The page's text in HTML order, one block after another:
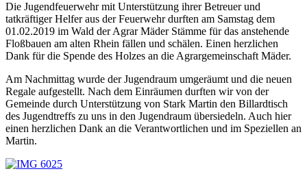
Die Jugendfeuerwehr mit Unterstützung ihrer Betreuer und
tatkräftiger Helfer aus der Feuerwehr durften am Samstag dem
01.02.2019 im Wald der Agrar Mäder Stämme für das anstehende
Floßbauen am alten Rhein fällen und schälen. Einen herzlichen
Dank für die Spende des Holzes an die Agrargemeinschaft Mäder.
Am Nachmittag wurde der Jugendraum umgeräumt und die neuen
Regale aufgestellt. Nach dem Einräumen durften wir von der
Gemeinde durch Unterstützung von Stark Martin den Billardtisch
des Jugendtreffs zu uns in den Jugendraum übersiedeln. Auch hier
einen herzlichen Dank an die Verantwortlichen und im Speziellen an
Martin.